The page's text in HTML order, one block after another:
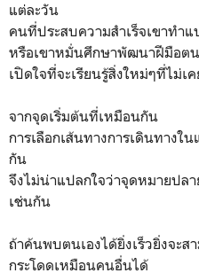
แต่ละวัน
คนที่ประสบความสำเร็จเขาทำแ
หรือเขาหมั่นศึกษาพัฒนาฝีมือตน
เปิดใจที่จะเรียนรู้สิ่งใหม่ๆที่ไม่เ
จากจุดเริ่มต้นที่เหมือนกัน
การเลือกเส้นทางการเดินทาง
กัน
จึงไม่น่าแปลกใจว่าจุดหมายปล
เช่นกัน
ถ้าค้นพบตนเองได้ยิ่งเร็วยิ่งจะส
กระโดดเหมือนคนอื่นได้